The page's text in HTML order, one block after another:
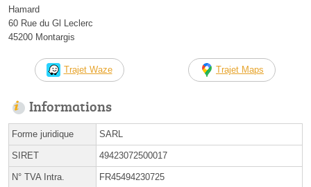
Hamard
60 Rue du Gl Leclerc
45200 Montargis
Trajet Waze Trajet Maps
Informations
Forme juridique SARL
SIRET 49423072500017
N° TVA Intra. FR45494230725